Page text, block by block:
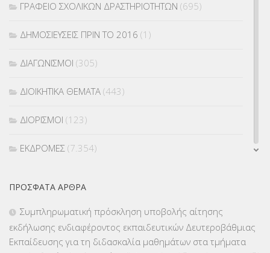
ΓΡΑΦΕΙΟ ΣΧΟΛΙΚΩΝ ΔΡΑΣΤΗΡΙΟΤΗΤΩΝ (695)
ΔΗΜΟΣΙΕΥΣΕΙΣ ΠΡΙΝ ΤΟ 2016 (1)
ΔΙΑΓΩΝΙΣΜΟΙ (305)
ΔΙΟΙΚΗΤΙΚΑ ΘΕΜΑΤΑ (443)
ΔΙΟΡΙΣΜΟΙ (123)
ΕΚΔΡΟΜΕΣ (7.354)
ΕΠΙΜΟΡΦΩΣΗ Τ.Π.Ε.(10)
ΠΡΌΣΦΑΤΑ ΆΡΘΡΑ
Συμπληρωματική πρόσκληση υποβολής αίτησης
εκδήλωσης ενδιαφέροντος εκπαιδευτικών Δευτεροβάθμιας
Εκπαίδευσης για τη διδασκαλία μαθημάτων στα τμήματα